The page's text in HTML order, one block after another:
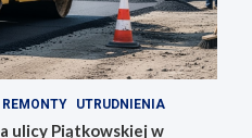
REMONTY UTRUDNIENIA
ulicy Piątkowskiej w